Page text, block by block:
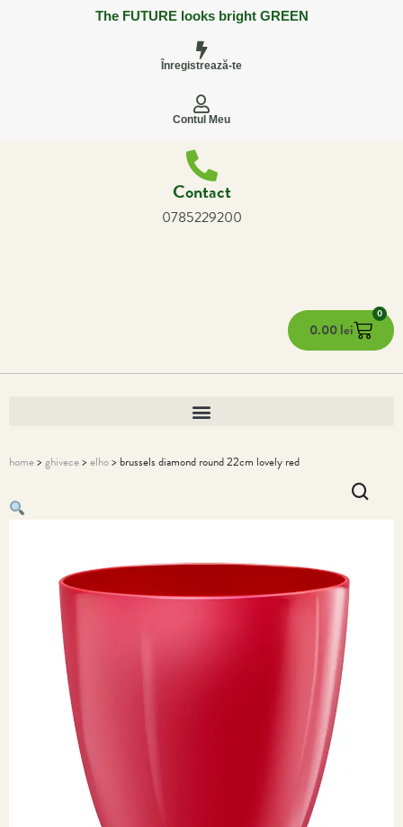
The FUTURE looks bright GREEN
Înregistrează-te
Contul Meu
Contact
0785229200
0.00lei
0
home>ghivece>elho> brussels diamond round 22cm lovely red